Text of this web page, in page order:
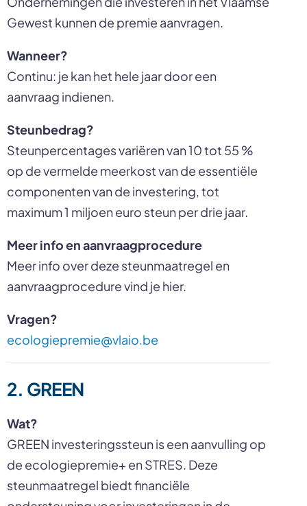
Gewest kunnen de premie aanvragen.
Wanneer?
Continu: je kan het hele jaar door een
aanvraag indienen.
Steunbedrag?
Steunpercentages variëren van 10 tot 55 %
op de vermelde meerkost van de essentiële
componenten van de investering, tot
maximum 1 miljoen euro steun per drie jaar.
Meer info en aanvraagprocedure
Meer info over deze steunmaatregel en
aanvraagprocedure vind je hier.
Vragen?
ecologiepremie@vlaio.be
2. GREEN
Wat?
GREEN investeringssteun is een aanvulling op
de ecologiepremie+ en STRES. Deze
steunmaatregel biedt financiële